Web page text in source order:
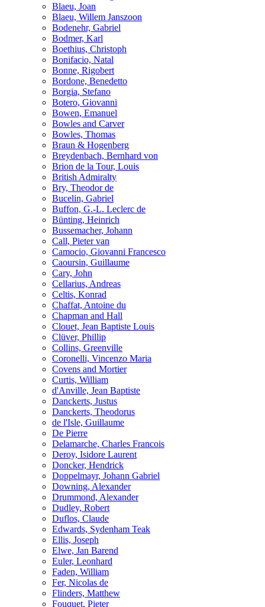
Blaeu, Joan
Blaeu, Willem Janszoon
Bodenehr, Gabriel
Bodmer, Karl
Boethius, Christoph
Bonifacio, Natal
Bonne, Rigobert
Bordone, Benedetto
Borgia, Stefano
Botero, Giovanni
Bowen, Emanuel
Bowles and Carver
Bowles, Thomas
Braun & Hogenberg
Breydenbach, Bernhard von
Brion de la Tour, Louis
British Admiralty
Bry, Theodor de
Bucelin, Gabriel
Buffon, G.-L. Leclerc de
Bünting, Heinrich
Bussemacher, Johann
Call, Pieter van
Camocio, Giovanni Francesco
Caoursin, Guillaume
Cary, John
Cellarius, Andreas
Celtis, Konrad
Chaffat, Antoine du
Chapman and Hall
Clouet, Jean Baptiste Louis
Clüver, Phillip
Collins, Greenville
Coronelli, Vincenzo Maria
Covens and Mortier
Curtis, William
d'Anville, Jean Baptiste
Danckerts, Justus
Danckerts, Theodorus
de l'Isle, Guillaume
De Pierre
Delamarche, Charles Francois
Deroy, Isidore Laurent
Doncker, Hendrick
Doppelmayr, Johann Gabriel
Downing, Alexander
Drummond, Alexander
Dudley, Robert
Duflos, Claude
Edwards, Sydenham Teak
Ellis, Joseph
Elwe, Jan Barend
Euler, Leonhard
Faden, William
Fer, Nicolas de
Flinders, Matthew
Fouquet, Pieter